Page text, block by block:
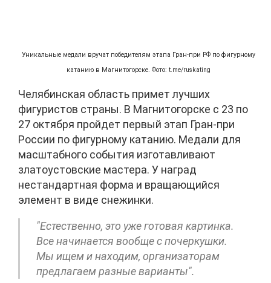
Уникальные медали вручат победителям этапа Гран-при РФ по фигурному
катанию в Магнитогорске. Фото: t.me/ruskating
Челябинская область примет лучших
фигуристов страны. В Магнитогорске с 23 по
27 октября пройдет первый этап Гран-при
России по фигурному катанию. Медали для
масштабного события изготавливают
златоустовские мастера. У наград
нестандартная форма и вращающийся
элемент в виде снежинки.
"Естественно, это уже готовая картинка.
Все начинается вообще с почеркушки.
Мы ищем и находим, организаторам
предлагаем разные варианты".